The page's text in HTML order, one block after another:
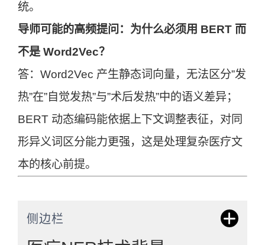
统。
导师可能的高频提问：为什么必须用 BERT 而
不是 Word2Vec？
答：Word2Vec 产生静态词向量，无法区分”发
热”在”自觉发热”与”术后发热”中的语义差异；
BERT 动态编码能依据上下文调整表征，对同
形异义词区分能力更强，这是处理复杂医疗文
本的核心前提。
侧边栏